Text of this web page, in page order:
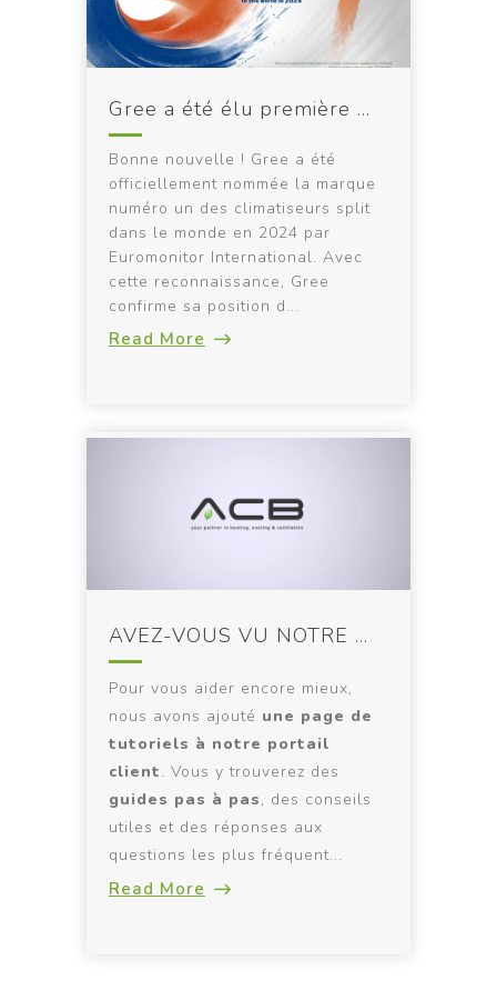
Gree a été élu première marque de climatiseurs split dans le monde en 2024 !
Bonne nouvelle ! Gree a été
officiellement nommée la marque
numéro un des climatiseurs split
dans le monde en 2024 par
Euromonitor International. Avec
cette reconnaissance, Gree
confirme sa position d...
Read More
AVEZ-VOUS VU NOTRE NOUVELLE PAGE DE TUTORIELS?
Pour vous aider encore mieux,
nous avons ajouté une page de
tutoriels à notre portail
client. Vous y trouverez des
guides pas à pas, des conseils
utiles et des réponses aux
questions les plus fréquent...
Read More